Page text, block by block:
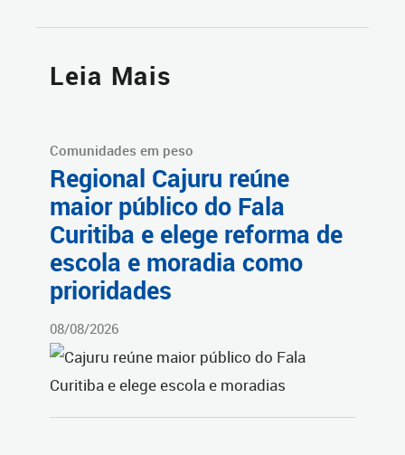
Leia Mais
Comunidades em peso
Regional Cajuru reúne
maior público do Fala
Curitiba e elege reforma de
escola e moradia como
prioridades
08/08/2026